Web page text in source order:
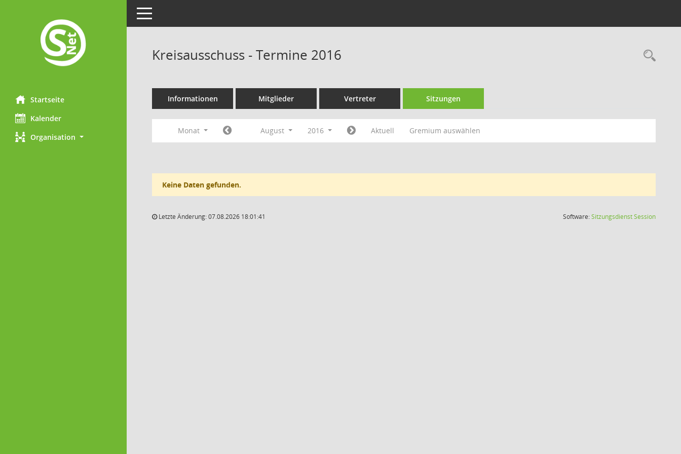
Startseite
Kalender
Organisation
Toggle navigation
Kreisausschuss - Termine 2016
Informationen Mitglieder Vertreter Sitzungen
Monat August 2016 Aktuell Gremium auswählen
Keine Daten gefunden.
Letzte Änderung: 07.08.2026 18:01:41 Software:SitzungsdienstSession(Wird in